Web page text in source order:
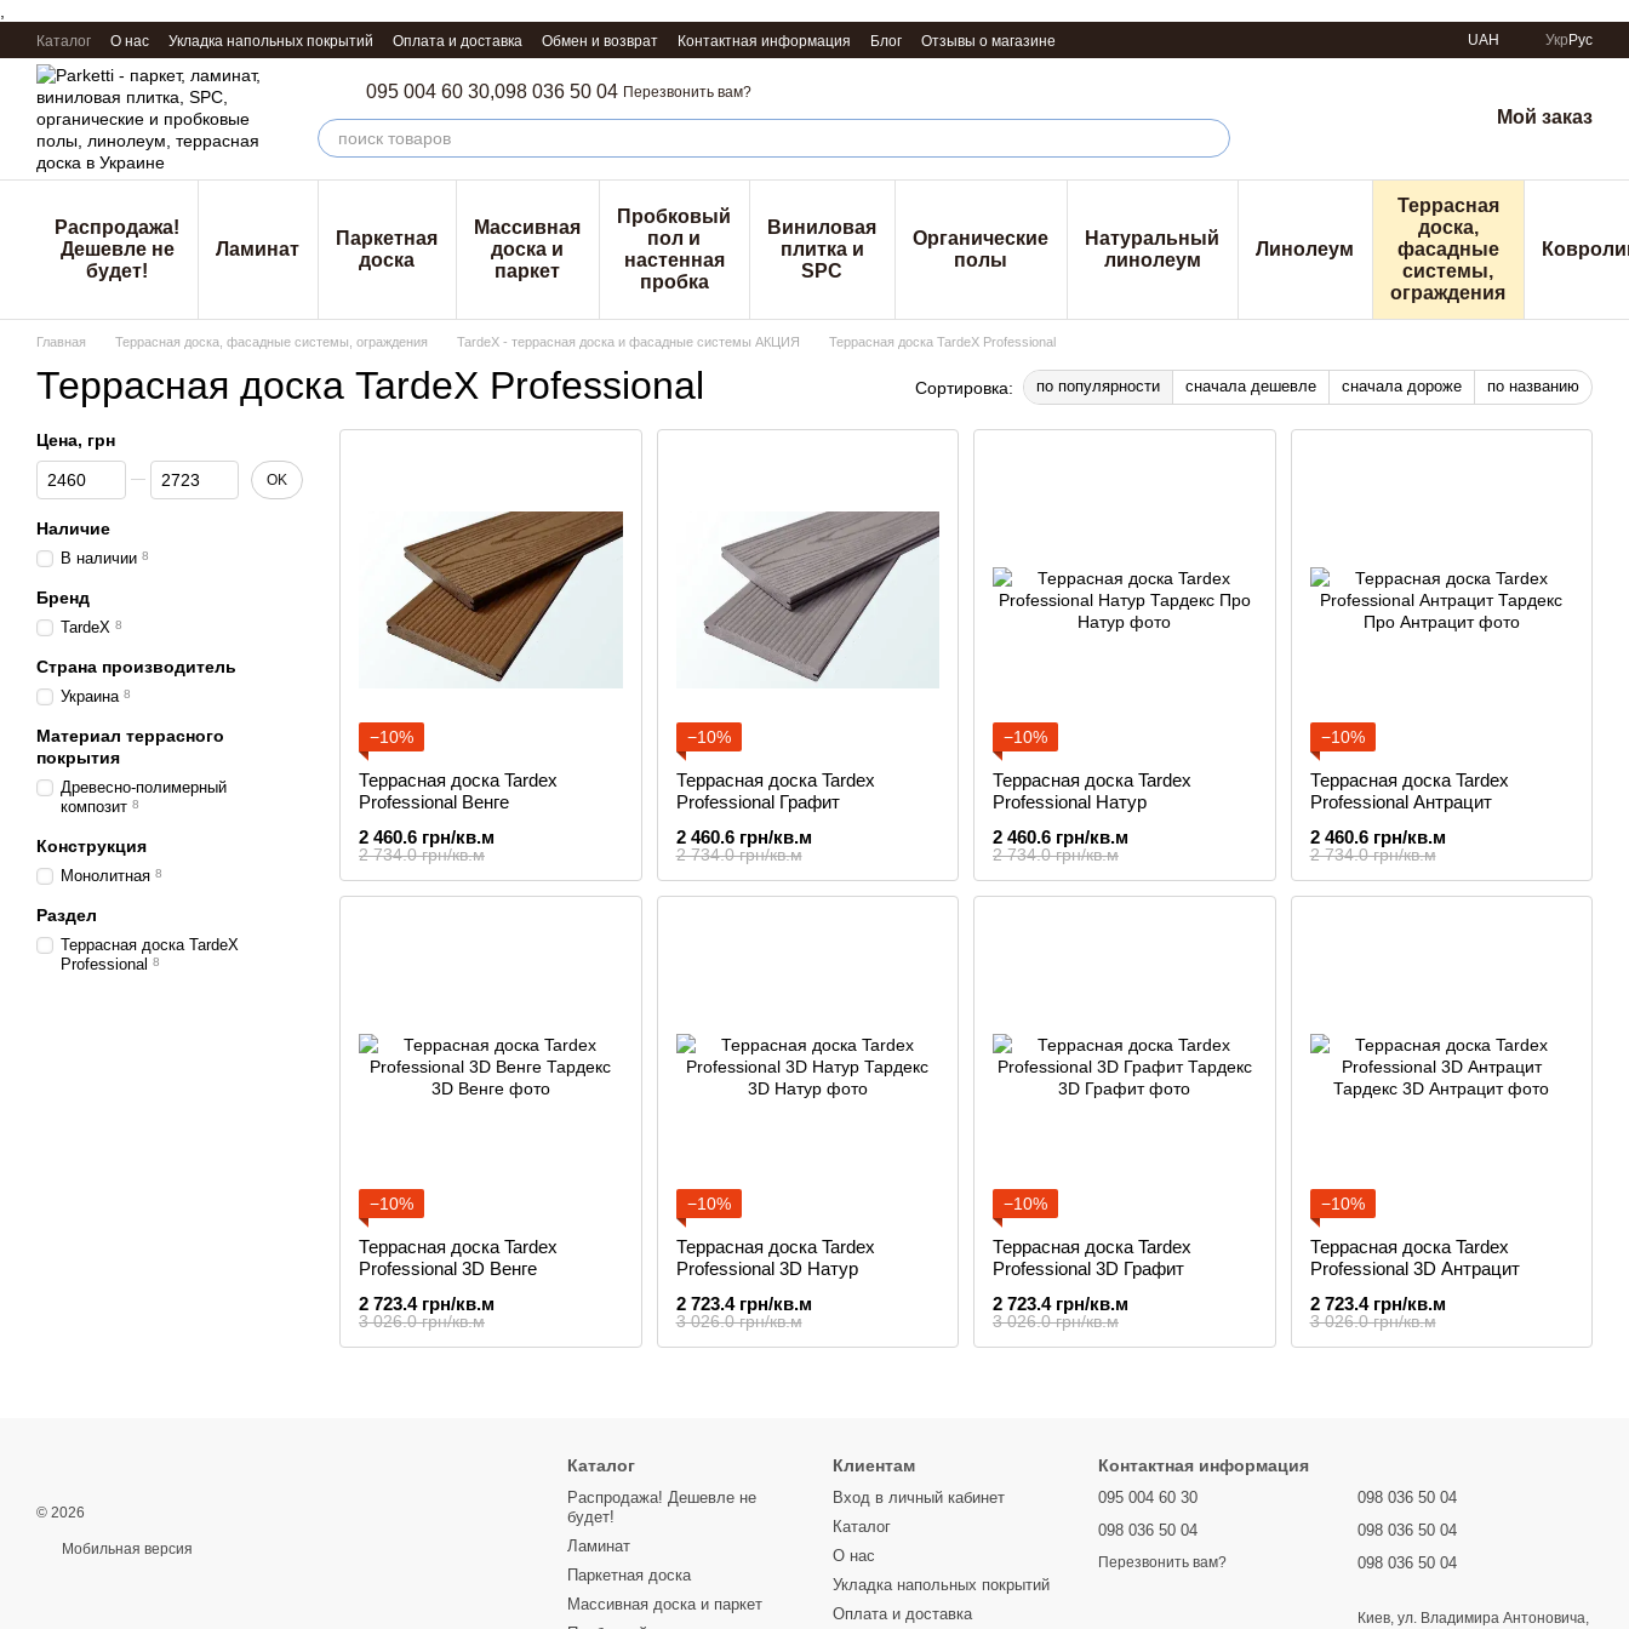
Перейти к основному контенту
Каталог О нас Укладка напольных покрытий Оплата и доставка Обмен и возврат Контактная информация Блог Отзывы о магазине UAH Укр Рус
095 004 60 30,098 036 50 04 Перезвонить вам?
Мой заказ
Распродажа!
Дешевле не
будет!
Ламинат
Паркетная
доска
Массивная
доска и
паркет
Пробковый
пол и
настенная
пробка
Виниловая
плитка и
SPC
Органические
полы
Натуральный
линолеум
Линолеум
Террасная
доска,
фасадные
системы,
ограждения
Главная Террасная доска, фасадные системы, ограждения TardeX - террасная доска и фасадные системы АКЦИЯ Террасная доска TardeX Professional
Террасная доска TardeX Professional Сортировка: по популярности сначала дешевле сначала дороже по названию
−10%
Террасная доска Tardex
Professional Венге
2 734.0 грн/кв.м
2 460.6 грн/кв.м
−10%
Террасная доска Tardex
Professional Графит
2 734.0 грн/кв.м
2 460.6 грн/кв.м
−10%
Террасная доска Tardex
Professional Натур
2 734.0 грн/кв.м
2 460.6 грн/кв.м
−10%
Террасная доска Tardex
Professional Антрацит
2 734.0 грн/кв.м
2 460.6 грн/кв.м
−10%
Террасная доска Tardex
Professional 3D Венге
3 026.0 грн/кв.м
2 723.4 грн/кв.м
−10%
Террасная доска Tardex
Professional 3D Натур
3 026.0 грн/кв.м
2 723.4 грн/кв.м
−10%
Террасная доска Tardex
Professional 3D Графит
3 026.0 грн/кв.м
2 723.4 грн/кв.м
−10%
Террасная доска Tardex
Professional 3D Антрацит
3 026.0 грн/кв.м
2 723.4 грн/кв.м
Цена, грн
От Цена, грн
До Цена, грн OK
Наличие
В наличии 8
Бренд
TardeX 8
Страна производитель
Украина 8
Материал террасного
покрытия
Древесно-полимерный
композит 8
Конструкция
Монолитная 8
Раздел
Террасная доска TardeX
Professional 8
© 2026
Мобильная версия
Каталог
Распродажа! Дешевле не
будет!
Ламинат
Паркетная доска
Массивная доска и паркет
Клиентам
Вход в личный кабинет
Каталог
О нас
Укладка напольных покрытий
Оплата и доставка
Контактная информация
095 004 60 30
098 036 50 04
Перезвонить вам?
098 036 50 04
098 036 50 04
098 036 50 04
Киев, ул. Владимира Антоновича,